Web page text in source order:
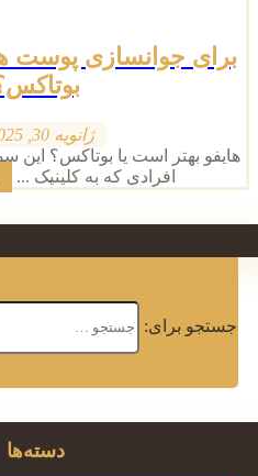
برای جوانسازی پوست
ژانویه 30, 2025
هایفو بهتر است یا بوتاکس؟ این
افرادی که به کلینیک ...
جستجو برای:
دسته‌ها